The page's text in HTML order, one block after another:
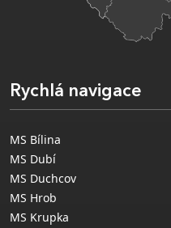
Rychlá navigace
MS Bílina
MS Dubí
MS Duchcov
MS Hrob
MS Krupka